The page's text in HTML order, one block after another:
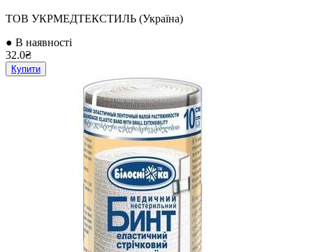
ТОВ УКРМЕДТЕКСТИЛЬ (Україна)
● В наявності
32.0₴
Купити